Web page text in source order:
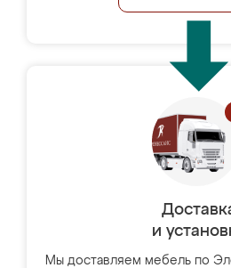
и
Мы доставляем мебель по